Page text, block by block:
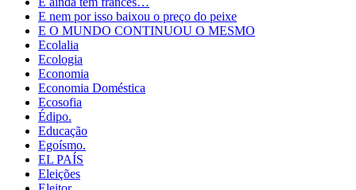
E nem por isso baixou o preço do peixe
E O MUNDO CONTINUOU O MESMO
Ecolalia
Ecologia
Economia
Economia Doméstica
Ecosofia
Édipo.
Educação
Egoísmo.
EL PAÍS
Eleições